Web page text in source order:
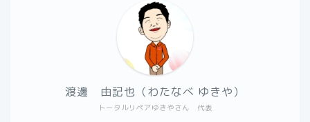
トータルリペアゆきやさん 代表
渡邊 由記也（わたなべ ゆきや）